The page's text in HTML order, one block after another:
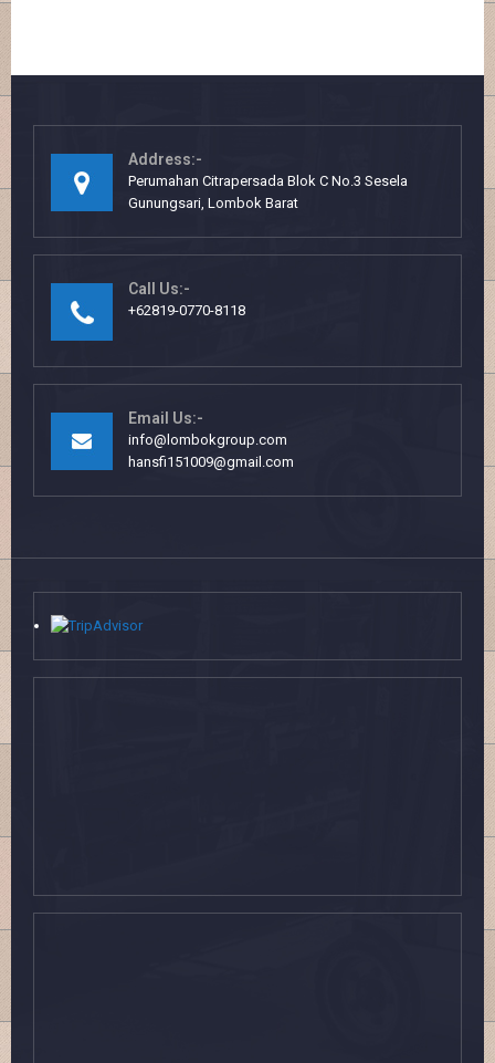
Address:-
Perumahan Citrapersada Blok C No.3 Sesela
Gunungsari, Lombok Barat
Call Us:-
+62819-0770-8118
Email Us:-
info@lombokgroup.com
hansfi151009@gmail.com